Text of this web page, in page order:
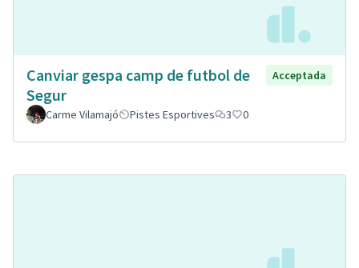
Canviar gespa camp de futbol de
Segur
Acceptada
Carme Vilamajó Pistes Esportives 3 0